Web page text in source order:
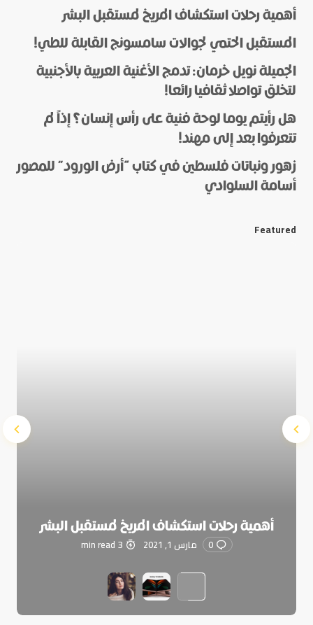
Name
*
E-mail
*
أهمية رحلات استكشاف المريخ لمستقبل البشر
المستقبل الحتمي لجوالات سامسونج القابلة للطي!
الجميلة نويل خرمان: تدمج الأغنية العربية بالأجنبية
لتخلق تواصلا ثقافيا رائعا!
هل رأيتم يوما لوحة فنية على رأس إنسان؟ إذاً لم
تتعرفوا بعد إلى مهند!
زهور ونباتات فلسطين في كتاب “أرض الورود” للمصور
أسامة السلوادي
Featured
أهمية رحلات استكشاف المريخ لمستقبل البشر
0 مارس 1, 2021 3 min read